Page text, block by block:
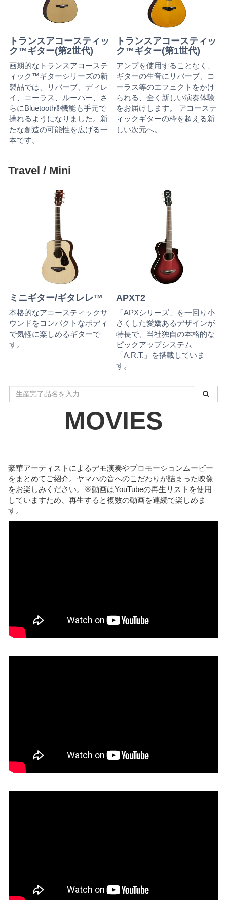
トランスアコースティッ
ク™ギター(第2世代)
画期的なトランスアコーステ
ィック™ギターシリーズの新
製品では、リバーブ、ディレ
イ、コーラス、ルーパー、さ
らにBluetooth®機能も手元で
操れるようになりました。新
たな創造の可能性を広げる一
本です。
トランスアコースティッ
ク™ギター(第1世代)
アンプを使用することなく、
ギターの生音にリバーブ、コ
ーラス等のエフェクトをかけ
られる、全く新しい演奏体験
をお届けします。 アコーステ
ィックギターの枠を超える新
しい次元へ。
Travel / Mini
ミニギター/ギタレレ™
本格的なアコースティックサ
ウンドをコンパクトなボディ
で気軽に楽しめるギターで
す。
APXT2
「APXシリーズ」を一回り小
さくした愛嬌あるデザインが
特長で、当社独自の本格的な
ピックアップシステム
「A.R.T.」を搭載していま
す。
産
入
力
MOVIES
豪華アーティストによるデモ演奏やプロモーションムービー
をまとめてご紹介。ヤマハの音へのこだわりが詰まった映像
をお楽しみください。※動画はYouTubeの再生リストを使用
していますため、再生すると複数の動画を連続で楽しめま
す。